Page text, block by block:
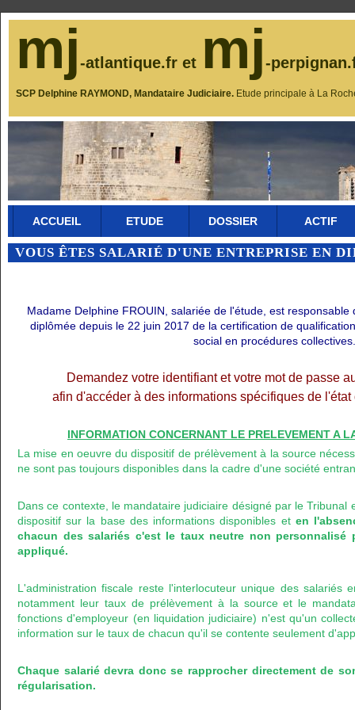
mj-atlantique.fr et mj-
SCP Delphine RAYMOND, Mandataire Judiciaire. Etude principale à La
ACCUEIL ETUDE DOSSIER ACTIF
VOUS ÊTES SALARIÉ D'UNE ENTREPRISE EN
Madame Delphine FROUIN, salariée de l'étude, est
diplômée depuis le 22 juin 2017 de la certification de
social en procédures collectives.
Demandez votre identifiant et votre mot de passe
afin d'accéder à des informations spécifiques de
INFORMATION CONCERNANT LE PRELEVEMENT A
La mise en oeuvre du dispositif de prélèvement à la source
ne sont pas toujours disponibles dans la cadre d'une société
Dans ce contexte, le mandataire judiciaire désigné par le Tribunal
dispositif sur la base des informations disponibles et en
chacun des salariés c'est le taux neutre non personnalisé
appliqué.
L'administration fiscale reste l'interlocuteur unique des salariés
notamment leur taux de prélèvement à la source et le
fonctions d'employeur (en liquidation judiciaire) n'est qu'un
information sur le taux de chacun qu'il se contente seulement
Chaque salarié devra donc se rapprocher directement de
régularisation.